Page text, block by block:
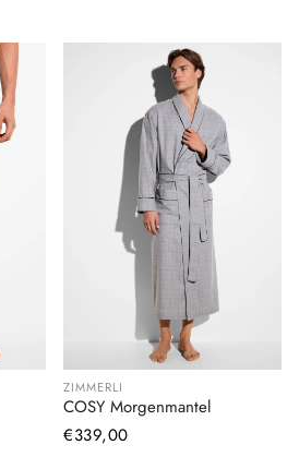
ZIMMERLI
COSY Morgenmantel
Normaler
€339,00